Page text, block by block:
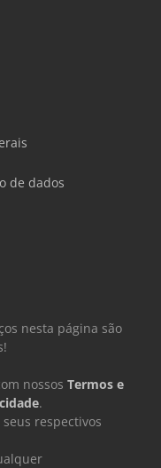
de dados
nesta página são
nossos Termos e
.
respectivos